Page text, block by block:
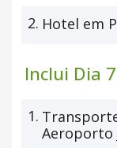
2. Hotel em
Inclui Dia 7
1.
Aeroporto